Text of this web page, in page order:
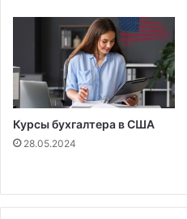
к
а
ц
и
е
б
л
а
ю
щ
Курсы бухгалтера в США
28.05.2024